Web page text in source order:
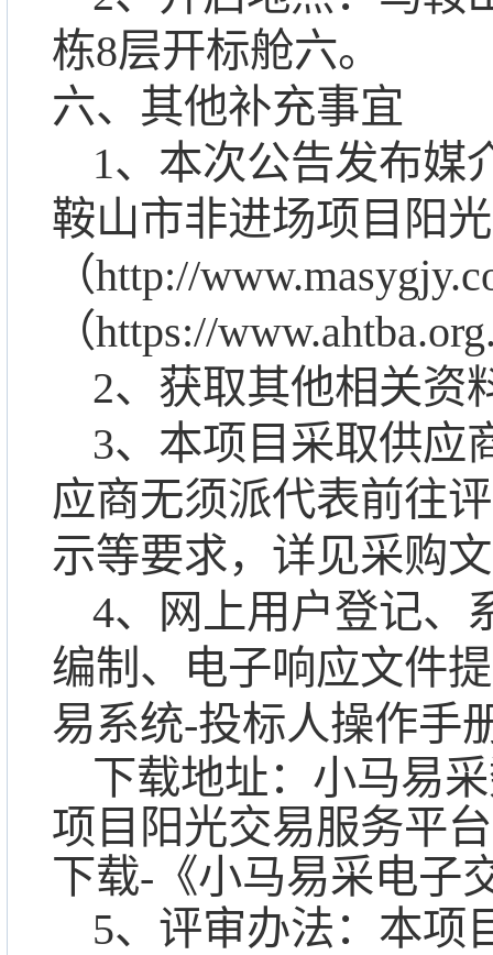
栋8层开标舱六。
六、其他补充事宜
1、本次公告发布媒
鞍山市非进场项目阳
（http://
（https://
2、获取其他相关资
3、本项目采取供应
应商无须派代表前往
示等要求，详见采购
4、网上用户登记、
编制、电子响应文件
易系统-投标人操作手
下载地址：小马易
项目阳光交易服务平
下载-《小马易采电子
5、评审办法：本项